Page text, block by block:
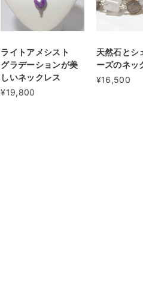
ライトアメシスト
グラデーションが美
しいネックレス
¥19,800
天然石と
ーズのネッ
¥16,500